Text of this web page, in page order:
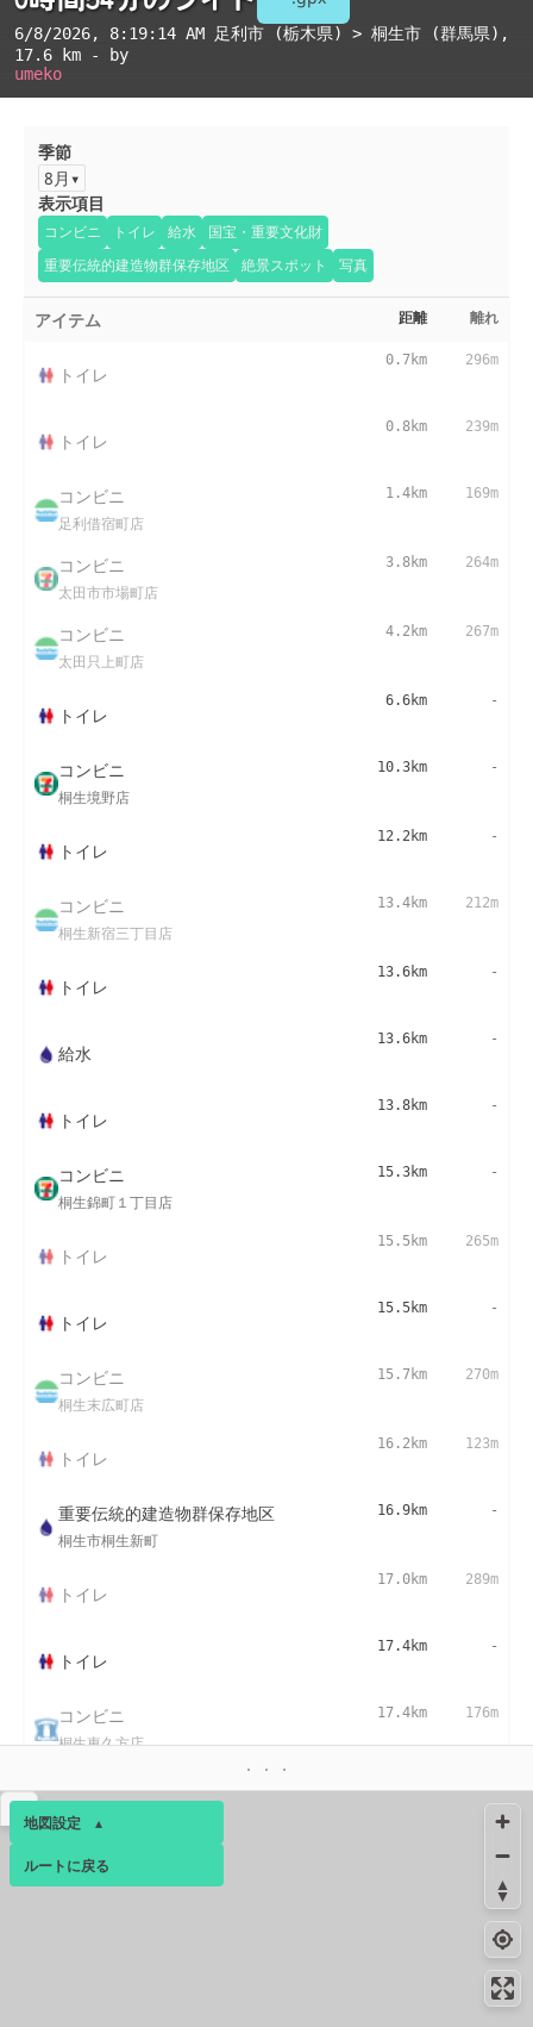
6/8/2026, 8:19:14 AM 足利市 (栃木県) > 桐生市 (群馬県) ,
17.6 km - by
umeko
季節
8月
表示項目
コンビニ トイレ 給水
国宝・重要文化財
重要伝統的建造物群保存地区
絶景スポット 写真
アイテム 距離 離れ
トイレ
0.7km 296m
トイレ
0.8km 239m
コンビニ
足利借宿町店
1.4km 169m
コンビニ
太田市市場町店
3.8km 264m
コンビニ
太田只上町店
4.2km 267m
トイレ
6.6km -
コンビニ
桐生境野店
10.3km -
トイレ
12.2km -
コンビニ
桐生新宿三丁目店
13.4km 212m
トイレ
13.6km -
給水
13.6km -
トイレ
13.8km -
コンビニ
桐生錦町１丁目店
15.3km -
トイレ
15.5km 265m
トイレ
15.5km -
コンビニ
桐生末広町店
15.7km 270m
トイレ
16.2km 123m
重要伝統的建造物群保存地区
桐生市桐生新町
16.9km -
トイレ
17.0km 289m
トイレ
17.4km -
コンビニ
桐生東久方店
17.4km 176m
地図設定 ▴
ベース ▴
ルートに戻る